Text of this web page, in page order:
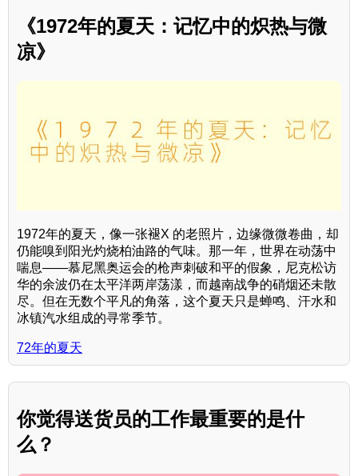
《1972年的夏天：记忆中的炽热与微
凉》
1972年的夏天，像一张褪X 的老照片，边缘微微卷曲，却
仍能嗅到阳光灼烧柏油路的气味。那一年，世界在动荡中
喘息——慕尼黑奥运会的枪声刺破和平的假象，尼克松访
华的余波仍在太平洋两岸荡漾，而越南战争的硝烟还未散
尽。但在无数个平凡的角落，这个夏天只是蝉鸣、汗水和
冰镇汽水组成的寻常季节。
72年的夏天
你觉得送货员的工作最重要的是什
么？